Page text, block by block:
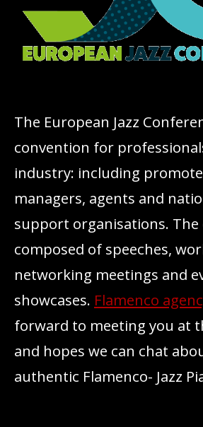
The European Jazz
convention for
industry: including
managers, agents and
support organisations. The
composed of speeches,
networking meetings and
showcases. Flamenco
forward to meeting you at
and hopes we can chat
authentic Flamenco- Jazz